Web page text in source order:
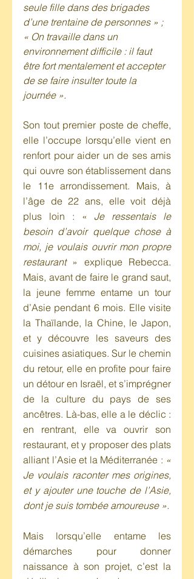
seule fille dans des brigades
d’une trentaine de personnes » ;
« On travaille dans un
environnement difficile : il faut
être fort mentalement et accepter
de se faire insulter toute la
journée ».
Son tout premier poste de cheffe,
elle l’occupe lorsqu’elle vient en
renfort pour aider un de ses amis
qui ouvre son établissement dans
le 11e arrondissement. Mais, à
l’âge de 22 ans, elle voit déjà
plus loin : « Je ressentais le
besoin d’avoir quelque chose à
moi, je voulais ouvrir mon propre
restaurant » explique Rebecca.
Mais, avant de faire le grand saut,
la jeune femme entame un tour
d’Asie pendant 6 mois. Elle visite
la Thaïlande, la Chine, le Japon,
et y découvre les saveurs des
cuisines asiatiques. Sur le chemin
du retour, elle en profite pour faire
un détour en Israël, et s’imprégner
de la culture du pays de ses
ancêtres. Là-bas, elle a le déclic :
en rentrant, elle va ouvrir son
restaurant, et y proposer des plats
alliant l’Asie et la Méditerranée : «
Je voulais raconter mes origines,
et y ajouter une touche de l’Asie,
dont je suis tombée amoureuse ».
Mais lorsqu’elle entame les
démarches pour donner
naissance à son projet, c’est la